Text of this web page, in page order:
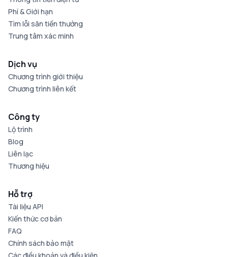
Phí & Giới hạn
Tìm lỗi săn tiền thưởng
Trung tâm xác minh
Dịch vụ
Chương trình giới thiệu
Chương trình liên kết
Công ty
Lộ trình
Blog
Liên lạc
Thương hiệu
Hỗ trợ
Tài liệu API
Kiến thức cơ bản
FAQ
Chính sách bảo mật